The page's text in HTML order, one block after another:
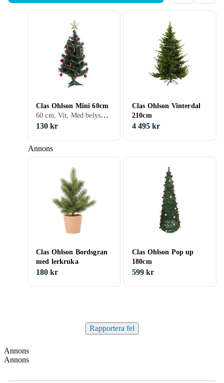
Annons
Clas Ohlson Mini 60cm
60 cm, Vit, Med belysning
130 kr
Clas Ohlson Vinterdal
210cm
4 495 kr
Clas Ohlson Bordsgran
med lerkruka
180 kr
Clas Ohlson Pop up
180cm
599 kr
Rapportera fel
Annons
Annons